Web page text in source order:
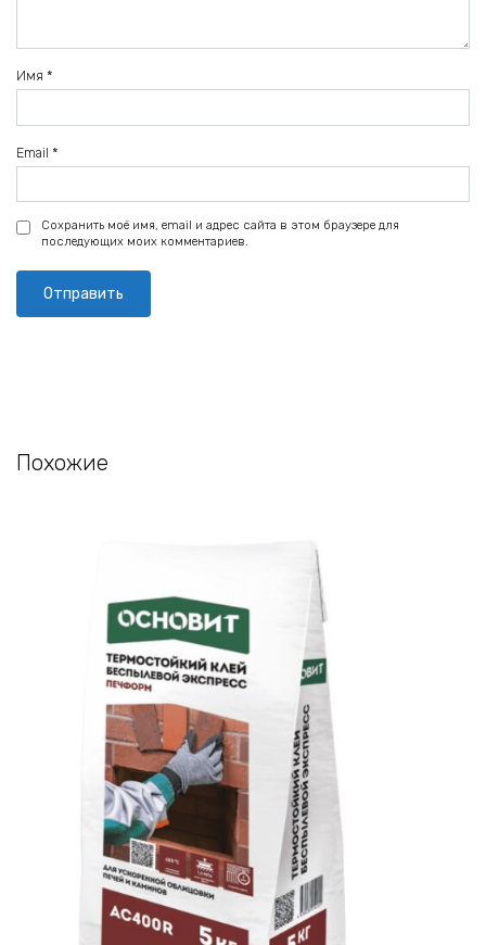
Имя *
Email *
Сохранить моё имя, email и адрес сайта в этом браузере для
последующих моих комментариев.
Похожие